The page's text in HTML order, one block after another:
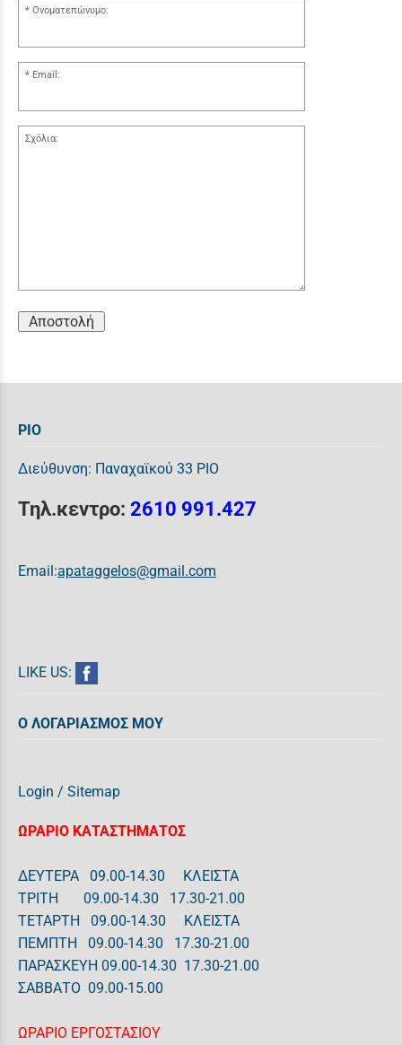
Ονοματεπώνυμο:
Email:
Σχόλια:
Αποστολή
ΡΙΟ
Διεύθυνση: Παναχαϊκού 33 ΡΙΟ
Τηλ.κεντρο: 2610 991.427
Email:apataggelos@gmail.com
LIKE US:
Ο ΛΟΓΑΡΙΑΣΜΟΣ ΜΟΥ
Login / Sitemap
ΩΡΑΡΙΟ ΚΑΤΑΣΤΗΜΑΤΟΣ
ΔΕΥΤΕΡΑ 09.00-14.30 ΚΛΕΙΣΤΑ
ΤΡΙΤΗ 09.00-14.30 17.30-21.00
ΤΕΤΑΡΤΗ 09.00-14.30 ΚΛΕΙΣΤΑ
ΠΕΜΠΤΗ 09.00-14.30 17.30-21.00
ΠΑΡΑΣΚΕΥΗ 09.00-14.30 17.30-21.00
ΣΑΒΒΑΤΟ 09.00-15.00
ΩΡΑΡΙΟ ΕΡΓΟΣΤΑΣΙΟΥ